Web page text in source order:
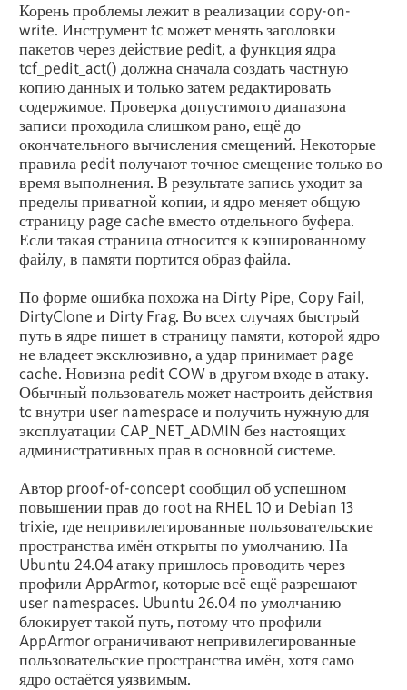
Корень проблемы лежит в реализации copy-on-
write. Инструмент tc может менять заголовки
пакетов через действие pedit, а функция ядра
tcf_pedit_act() должна сначала создать частную
копию данных и только затем редактировать
содержимое. Проверка допустимого диапазона
записи проходила слишком рано, ещё до
окончательного вычисления смещений. Некоторые
правила pedit получают точное смещение только во
время выполнения. В результате запись уходит за
пределы приватной копии, и ядро меняет общую
страницу page cache вместо отдельного буфера.
Если такая страница относится к кэшированному
файлу, в памяти портится образ файла.
По форме ошибка похожа на Dirty Pipe, Copy Fail,
DirtyClone и Dirty Frag. Во всех случаях быстрый
путь в ядре пишет в страницу памяти, которой ядро
не владеет эксклюзивно, а удар принимает page
cache. Новизна pedit COW в другом входе в атаку.
Обычный пользователь может настроить действия
tc внутри user namespace и получить нужную для
эксплуатации CAP_NET_ADMIN без настоящих
административных прав в основной системе.
Автор proof-of-concept сообщил об успешном
повышении прав до root на RHEL 10 и Debian 13
trixie, где непривилегированные пользовательские
пространства имён открыты по умолчанию. На
Ubuntu 24.04 атаку пришлось проводить через
профили AppArmor, которые всё ещё разрешают
user namespaces. Ubuntu 26.04 по умолчанию
блокирует такой путь, потому что профили
AppArmor ограничивают непривилегированные
пользовательские пространства имён, хотя само
ядро остаётся уязвимым.